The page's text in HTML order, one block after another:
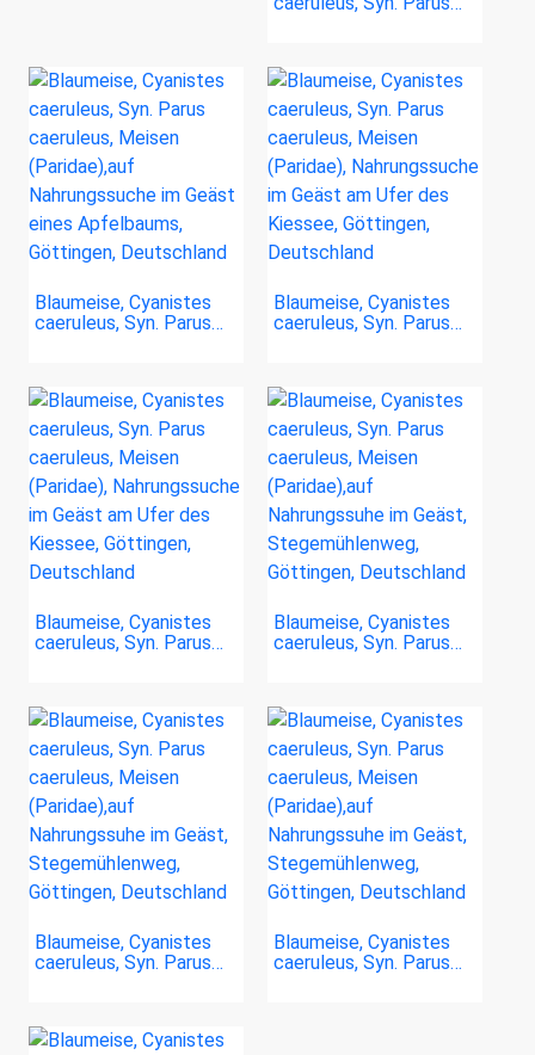
Blaumeise, Cyanistes
caeruleus, Syn. Parus…
Blaumeise, Cyanistes
caeruleus, Syn. Parus…
Blaumeise, Cyanistes
caeruleus, Syn. Parus…
Blaumeise, Cyanistes
caeruleus, Syn. Parus…
Blaumeise, Cyanistes
caeruleus, Syn. Parus…
Blaumeise, Cyanistes
caeruleus, Syn. Parus…